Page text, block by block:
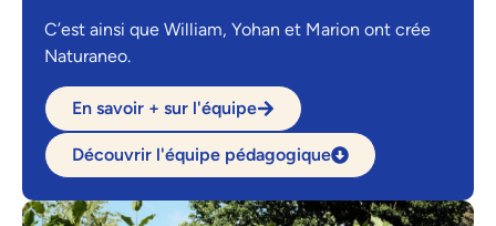
C’est ainsi que William, Yohan et Marion ont crée
Naturaneo.
En savoir + sur l'équipe
Découvrir l'équipe pédagogique